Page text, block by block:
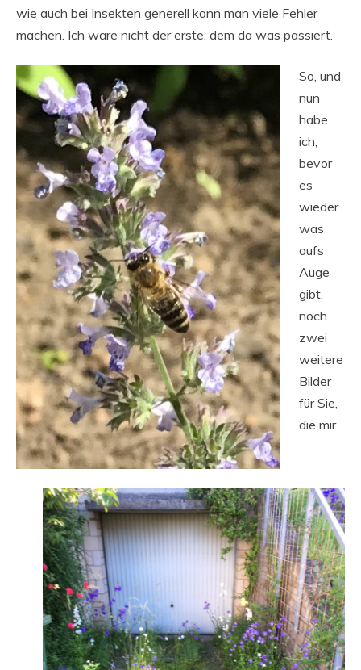
wie auch bei Insekten generell kann man viele Fehler
machen. Ich wäre nicht der erste, dem da was passiert.
So, und
nun
habe
ich,
bevor
es
wieder
was
aufs
Auge
gibt,
noch
zwei
weitere
Bilder
für Sie,
die mir